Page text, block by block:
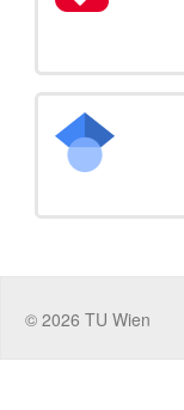
© 2026 TU Wien